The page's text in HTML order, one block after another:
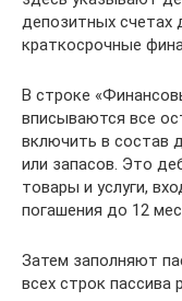
депозитных счетах
краткосрочные
В строке
вписываются все
включить в состав
или запасов. Это
товары и услуги,
погашения до 12
Затем заполняют
всех строк пассива